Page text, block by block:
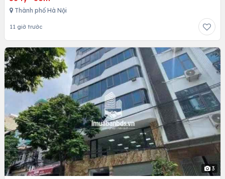
Thành phố Hà Nội
11 giờ trước
3